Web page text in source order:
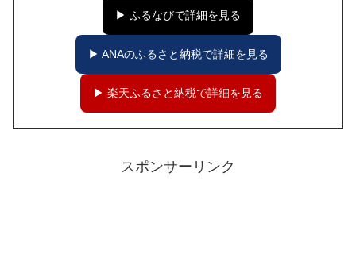
▶ ふるなびで詳細を見る
▶ ANAのふるさと納税で詳細を見る
▶ 楽天ふるさと納税で詳細を見る
スポンサーリンク